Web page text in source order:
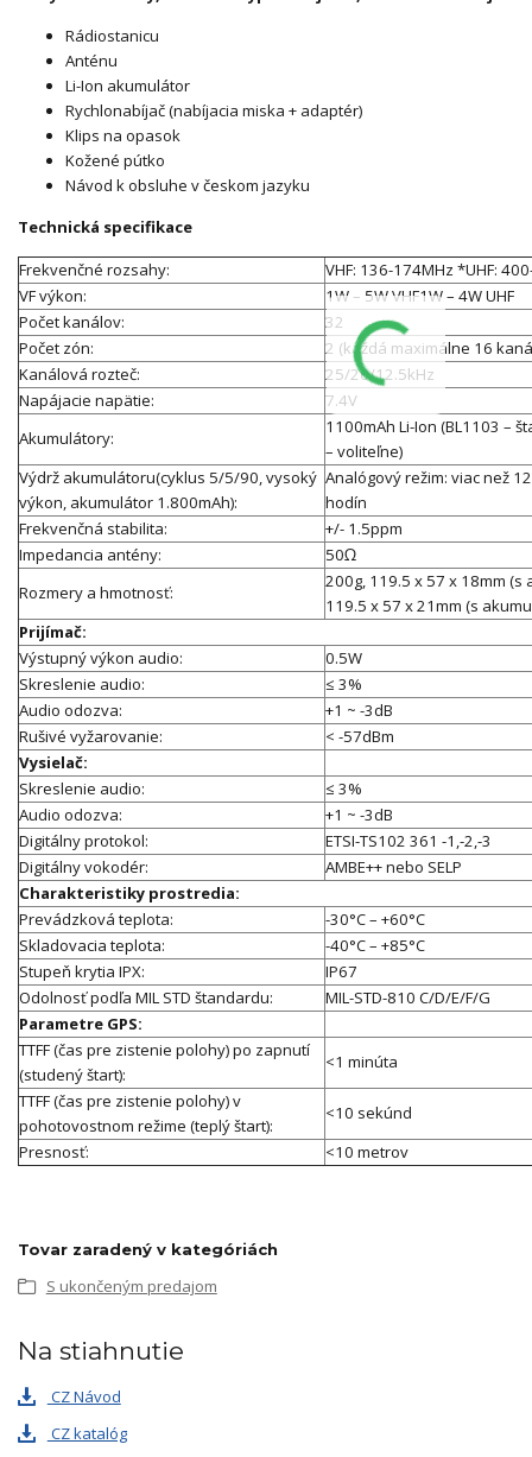
Rádiostanicu
Anténu
Li-Ion akumulátor
Rychlonabíjač (nabíjacia miska + adaptér)
Klips na opasok
Kožené pútko
Návod k obsluhe v českom jazyku
Technická specifikace
Frekvenčné rozsahy:
VHF: 136-174MHz *UHF:
VF výkon:
1W – 5W VHF1W – 4W UHF
Počet kanálov:
32
Počet zón:
2 (každá maximálne 16
Kanálová rozteč:
25/20/12.5kHz
Napájacie napätie:
7.4V
Akumulátory:
1100mAh Li-Ion (BL1103 –
– voliteľne)
Výdrž akumulátoru(cyklus 5/5/90, vysoký
výkon, akumulátor 1.800mAh):
Analógový režim: viac než
hodín
Frekvenčná stabilita:
+/- 1.5ppm
Impedancia antény:
50Ω
Rozmery a hmotnosť:
200g, 119.5 x 57 x 18mm
119.5 x 57 x 21mm (s
Prijímač:
Výstupný výkon audio:
0.5W
Skreslenie audio:
≤ 3%
Audio odozva:
+1 ~ -3dB
Rušivé vyžarovanie:
< -57dBm
Vysielač:
Skreslenie audio:
≤ 3%
Audio odozva:
+1 ~ -3dB
Digitálny protokol:
ETSI-TS102 361 -1,-2,-3
Digitálny vokodér:
AMBE++ nebo SELP
Charakteristiky prostredia:
Prevádzková teplota:
-30°C – +60°C
Skladovacia teplota:
-40°C – +85°C
Stupeň krytia IPX:
IP67
Odolnosť podľa MIL STD štandardu:
MIL-STD-810 C/D/E/F/G
Parametre GPS:
TTFF (čas pre zistenie polohy) po zapnutí
(studený štart):
<1 minúta
TTFF (čas pre zistenie polohy) v
pohotovostnom režime (teplý štart):
<10 sekúnd
Presnosť:
<10 metrov
Tovar zaradený v kategóriách
S ukončeným predajom
Na stiahnutie
CZ Návod
CZ katalóg